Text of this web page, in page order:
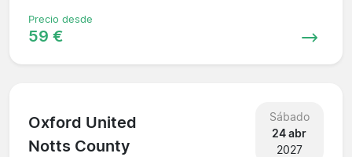
Precio desde
59 €
Oxford United
Notts County
Sábado
24 abr
2027